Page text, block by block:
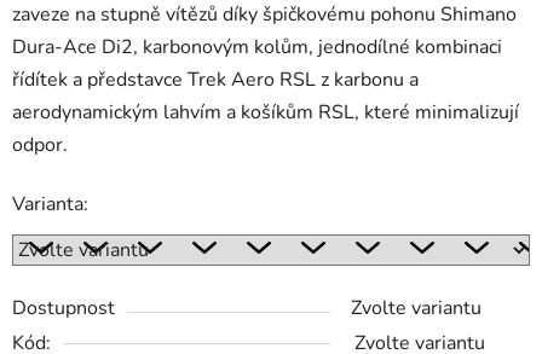
zaveze na stupně vítězů díky špičkovému pohonu Shimano
Dura-Ace Di2, karbonovým kolům, jednodílné kombinaci
řídítek a představce Trek Aero RSL z karbonu a
aerodynamickým lahvím a košíkům RSL, které minimalizují
odpor.
Varianta:
Dostupnost
Zvolte variantu
Kód:
Zvolte variantu